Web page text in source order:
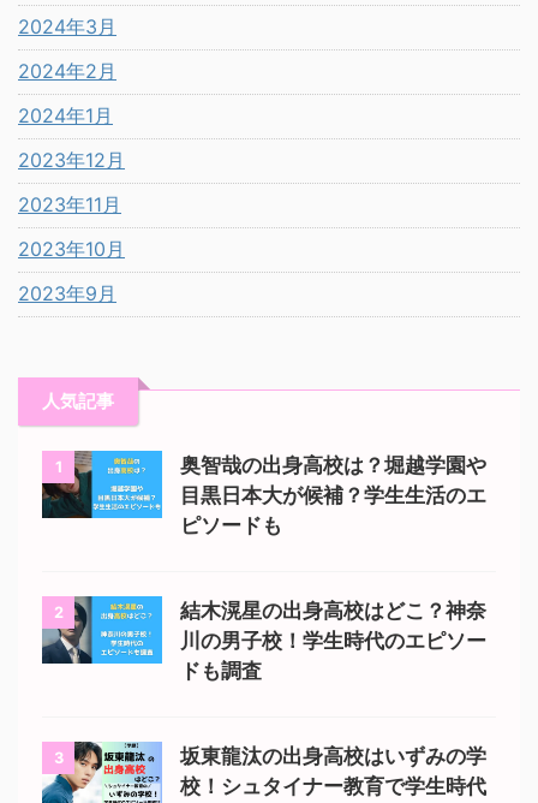
2024年3月
2024年2月
2024年1月
2023年12月
2023年11月
2023年10月
2023年9月
人気記事
1
奥智哉の出身高校は？堀越学園や
目黒日本大が候補？学生生活のエ
ピソードも
2
結木滉星の出身高校はどこ？神奈
川の男子校！学生時代のエピソー
ドも調査
3
坂東龍汰の出身高校はいずみの学
校！シュタイナー教育で学生時代